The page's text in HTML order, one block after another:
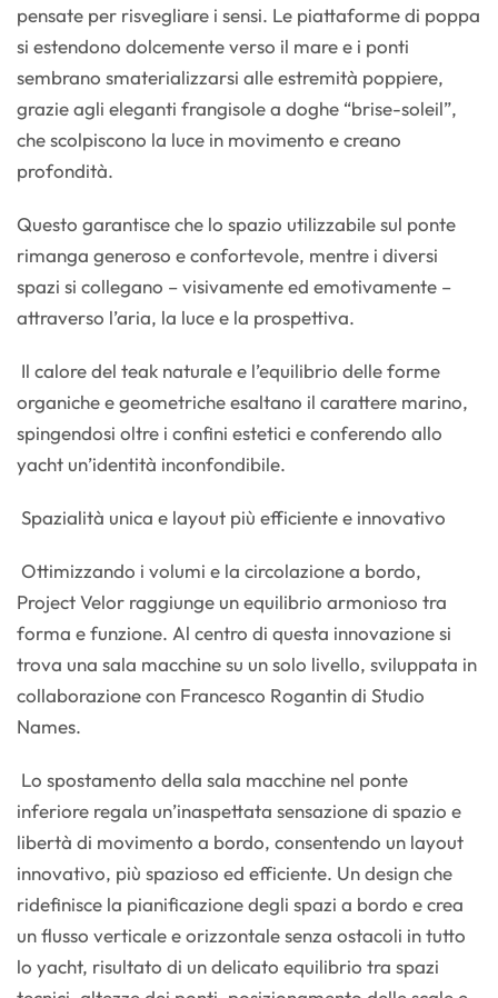
pensate per risvegliare i sensi. Le piattaforme di poppa
si estendono dolcemente verso il mare e i ponti
sembrano smaterializzarsi alle estremità poppiere,
grazie agli eleganti frangisole a doghe “brise-soleil”,
che scolpiscono la luce in movimento e creano
profondità.
Questo garantisce che lo spazio utilizzabile sul ponte
rimanga generoso e confortevole, mentre i diversi
spazi si collegano – visivamente ed emotivamente –
attraverso l’aria, la luce e la prospettiva.
Il calore del teak naturale e l’equilibrio delle forme
organiche e geometriche esaltano il carattere marino,
spingendosi oltre i confini estetici e conferendo allo
yacht un’identità inconfondibile.
Spazialità unica e layout più efficiente e innovativo
Ottimizzando i volumi e la circolazione a bordo,
Project Velor raggiunge un equilibrio armonioso tra
forma e funzione. Al centro di questa innovazione si
trova una sala macchine su un solo livello, sviluppata in
collaborazione con Francesco Rogantin di Studio
Names.
Lo spostamento della sala macchine nel ponte
inferiore regala un’inaspettata sensazione di spazio e
libertà di movimento a bordo, consentendo un layout
innovativo, più spazioso ed efficiente. Un design che
ridefinisce la pianificazione degli spazi a bordo e crea
un flusso verticale e orizzontale senza ostacoli in tutto
lo yacht, risultato di un delicato equilibrio tra spazi